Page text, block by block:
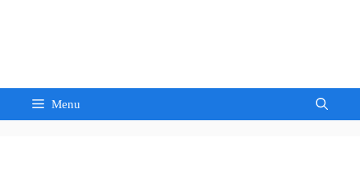
Menu